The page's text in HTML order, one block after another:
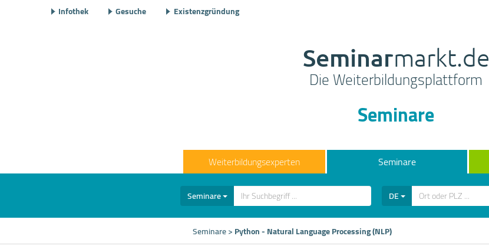
Infothek Gesuche Existenzgründung
Seminarmarkt.de
Die Weiterbildungsplattform
Seminare
Weiterbildungsexperten Seminare
Seminare DE
Seminare>Python - Natural Language Processing (NLP)